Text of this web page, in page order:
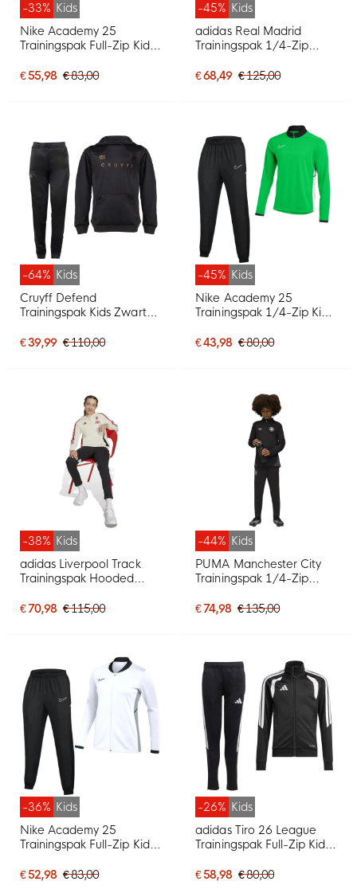
-33% Kids
Nike Academy 25
Trainingspak Full-Zip Kids
€ 55,98 € 83,00
-45% Kids
adidas Real Madrid
Trainingspak 1/4-Zip
Lichtgroen Grijs
€ 68,49 € 125,00
-64% Kids
Cruyff Defend
Trainingspak Kids Zwart
€ 39,99 € 110,00
-45% Kids
Nike Academy 25
Trainingspak 1/4-Zip Kids
€ 43,98 € 80,00
-38% Kids
adidas Liverpool Track
Trainingspak Hooded
Zwart Rood
€ 70,98 € 115,00
-44% Kids
PUMA Manchester City
Trainingspak 1/4-Zip
Zilver
€ 74,98 € 135,00
-36% Kids
Nike Academy 25
Trainingspak Full-Zip Kids
€ 52,98 € 83,00
-26% Kids
adidas Tiro 26 League
Trainingspak Full-Zip Kids
€ 58,98 € 80,00